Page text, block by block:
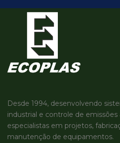
Desde 1994, desenvolvendo
industrial e controle de
especialistas em projetos,
manutenção de equipamentos.